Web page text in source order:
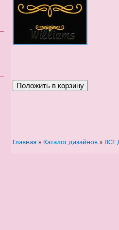
Главная » Каталог дизайнов » ВСЕ